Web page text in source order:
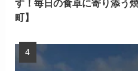
す！毎日の食卓に寄り添う
町】